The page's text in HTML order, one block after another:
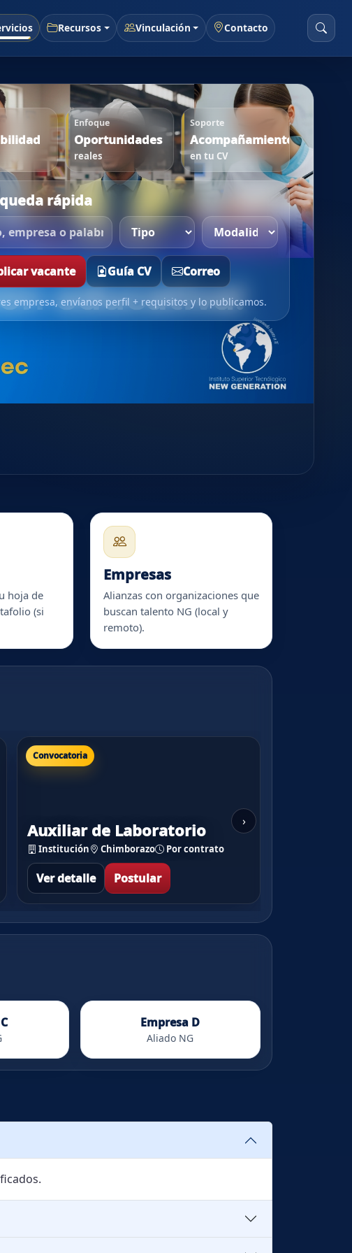
Recursos Vinculación Contacto
Enfoque
Oportunidades
reales
Soporte
Acompañamiento
en tu CV
rápida
vacante Guía CV Correo
empresa, envíanos perfil + requisitos y lo publicamos.
hoja de
(si
Empresas
Alianzas con organizaciones que
buscan talento NG (local y
remoto).
Convocatoria
Auxiliar de Laboratorio
Institución Chimborazo Por contrato
Ver detalle Postular
›
Empresa D
Aliado NG